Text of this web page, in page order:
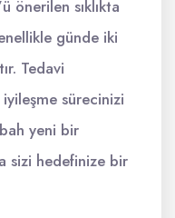
önerilen sıklıkta
günde iki
Tedavi
sürecinizi
yeni bir
sizi hedefinize bir